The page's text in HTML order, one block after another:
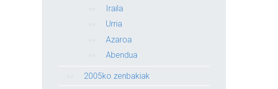
Iraila
Urria
Azaroa
Abendua
2005ko zenbakiak